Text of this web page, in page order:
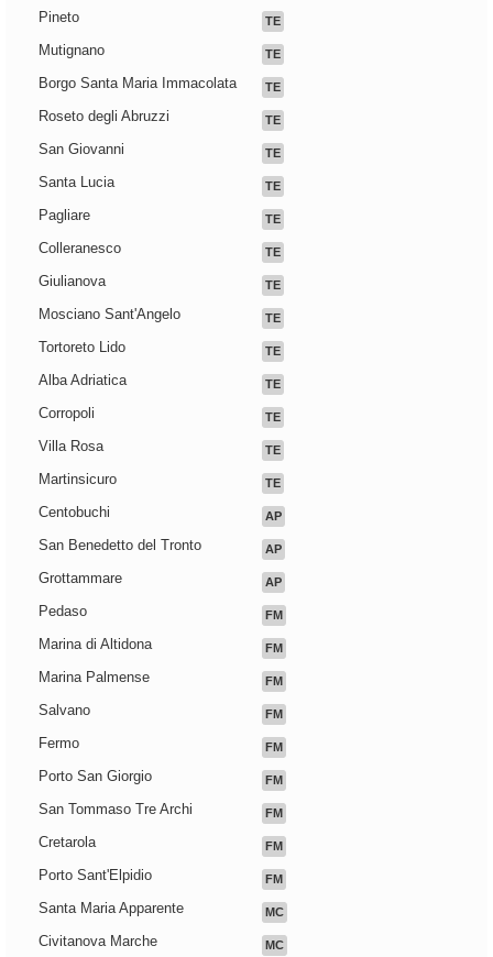
Pineto TE
Mutignano TE
Borgo Santa Maria Immacolata TE
Roseto degli Abruzzi TE
San Giovanni TE
Santa Lucia TE
Pagliare TE
Colleranesco TE
Giulianova TE
Mosciano Sant'Angelo TE
Tortoreto Lido TE
Alba Adriatica TE
Corropoli TE
Villa Rosa TE
Martinsicuro TE
Centobuchi AP
San Benedetto del Tronto AP
Grottammare AP
Pedaso FM
Marina di Altidona FM
Marina Palmense FM
Salvano FM
Fermo FM
Porto San Giorgio FM
San Tommaso Tre Archi FM
Cretarola FM
Porto Sant'Elpidio FM
Santa Maria Apparente MC
Civitanova Marche MC